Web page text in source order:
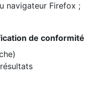
navigateur Firefox ;
de conformité